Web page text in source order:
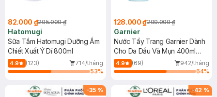
82.000 ₫205.000 ₫
Hatomugi
Sữa Tắm Hatomugi Dưỡng Ẩm
Chiết Xuất Ý Dĩ 800ml
4.9 (123)
714/tháng
53%
128.000 ₫209.000 ₫
Garnier
Nước Tẩy Trang Garnier Dành
Cho Da Dầu Và Mụn 400ml
(Mới)
4.9 (69)
942/tháng
64%
-35 % -42 %